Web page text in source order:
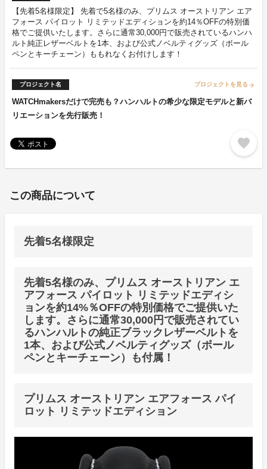
【先着5名様限定】 先着で5名様のみ、プリムス オーストリアン エア
フォース パイロット リミテッドエディションを約14％OFFの特別価
格でご提供いたします。さらに通常30,000円で販売されているハンハ
ルト純正レザーベルトを1本、および公式ノベルティグッズ（ボール
ペンとキーチェーン）ももれなくお付けします！
プロジェクト名 プロジェクトを見る arrow_forward
WATCHmakersだけで完売も？ハンハルトの希少な限定モデルと新バ
リエーションを先行販売！
favorite
この商品について
先着5名様限定
先着5名様のみ、プリムス オーストリアン エ
アフォース パイロット リミテッドエディシ
ョンを約14%％OFFの特別価格でご提供いた
します。さらに通常30,000円で販売されてい
るハンハルトの純正ブラックレザーベルトを
1本、および公式ノベルティグッズ（ボール
ペンとキーチェーン）も付属！
プリムス オーストリアン エアフォース パイ
ロット リミテッドエディション